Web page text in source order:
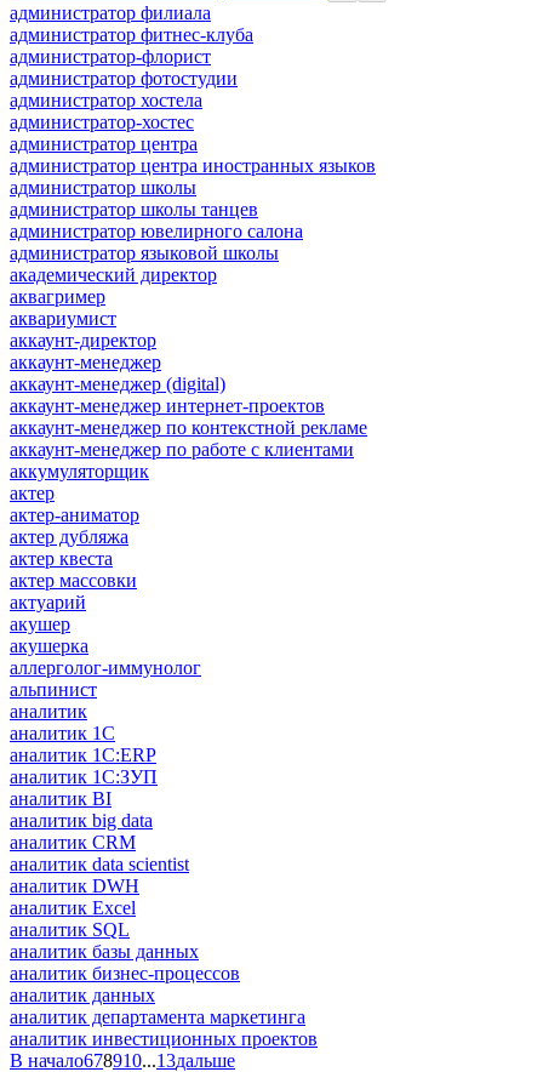
администратор филиала
администратор фитнес-клуба
администратор-флорист
администратор фотостудии
администратор хостела
администратор-хостес
администратор центра
администратор центра иностранных языков
администратор школы
администратор школы танцев
администратор ювелирного салона
администратор языковой школы
академический директор
аквагример
аквариумист
аккаунт-директор
аккаунт-менеджер
аккаунт-менеджер (digital)
аккаунт-менеджер интернет-проектов
аккаунт-менеджер по контекстной рекламе
аккаунт-менеджер по работе с клиентами
аккумуляторщик
актер
актер-аниматор
актер дубляжа
актер квеста
актер массовки
актуарий
акушер
акушерка
аллерголог-иммунолог
альпинист
аналитик
аналитик 1C
аналитик 1С:ERP
аналитик 1С:ЗУП
аналитик BI
аналитик big data
аналитик CRM
аналитик data scientist
аналитик DWH
аналитик Excel
аналитик SQL
аналитик базы данных
аналитик бизнес-процессов
аналитик данных
аналитик департамента маркетинга
аналитик инвестиционных проектов
В начало678910...13дальше